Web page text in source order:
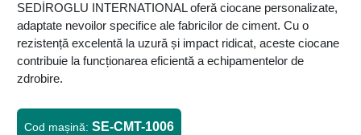
SEDİROGLU INTERNATIONAL oferă ciocane personalizate,
adaptate nevoilor specifice ale fabricilor de ciment. Cu o
rezistență excelentă la uzură și impact ridicat, aceste ciocane
contribuie la funcționarea eficientă a echipamentelor de
zdrobire.
Cod mașină: SE-CMT-1006